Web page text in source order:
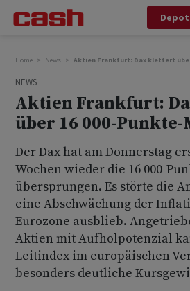
Depot
Home News Aktien Frankfurt: Dax klettert
NEWS
Aktien Frankfurt:
über 16 000-
Der Dax hat am Donnerstag
Wochen wieder die 16 000-
übersprungen. Es störte die
eine Abschwächung der
Eurozone ausblieb.
Aktien mit Aufholpotenzial
Leitindex im europäischen
besonders deutliche